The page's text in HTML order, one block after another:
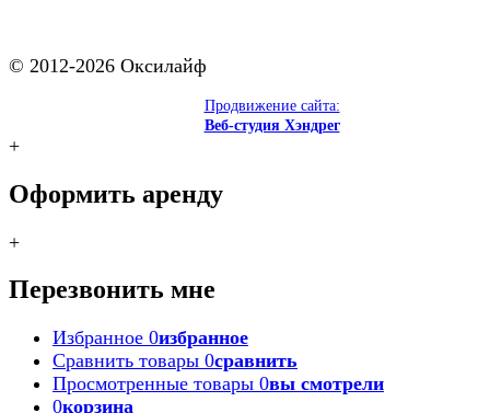
© 2012-2026 Оксилайф
Продвижение сайта:
Веб-студия Хэндрег
+
Оформить аренду
+
Перезвонить мне
Избранное 0избранное
Сравнить товары 0сравнить
Просмотренные товары 0вы смотрели
0корзина